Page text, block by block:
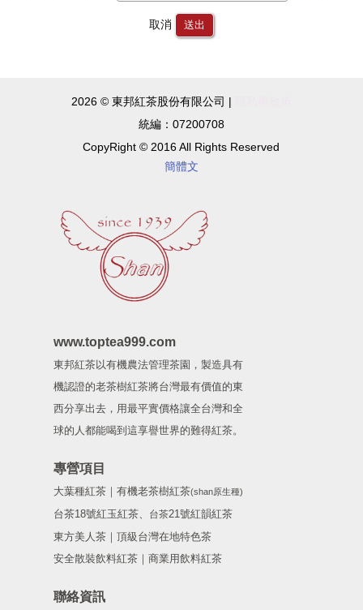
取消 送出
2026 © 東邦紅茶股份有限公司 |
統編：07200708
CopyRight © 2016 All Rights Reserved
簡體文
www.toptea999.com
東邦紅茶以有機農法管理茶園，製造具有
機認證的老茶樹紅茶將台灣最有價值的東
西分享出去，用最平實價格讓全台灣和全
球的人都能喝到這享譽世界的難得紅茶。
專營項目
大葉種紅茶｜有機老茶樹紅茶(shan原生種)
台茶18號紅玉紅茶、 台茶21號紅韻紅茶
東方美人茶｜頂級台灣在地特色茶
安全散裝飲料紅茶｜商業用飲料紅茶
聯絡資訊